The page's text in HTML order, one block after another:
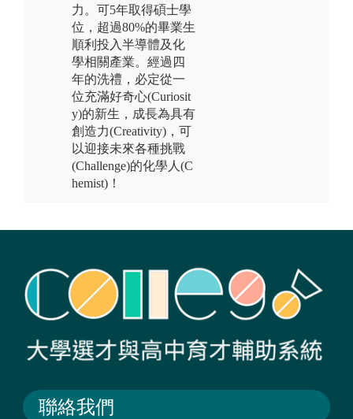
力。可5年取得碩士學
位，超過80%的畢業生
順利投入半導體及化
學相關產業。經過四
年的洗禮，必定從一
位充滿好奇心(Curiosit
y)的新生，成長為具有
創造力(Creativity)，可
以迎接未來各種挑戰
(Challenge)的化學人(C
hemist)！
聯絡我們